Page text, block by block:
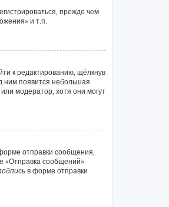
прежде чем
и т.п.
к редактированию, щёлкнув
ним появится небольшая
модератор, хотя они могут
отправки сообщения,
«Отправка сообщений»
в форме отправки